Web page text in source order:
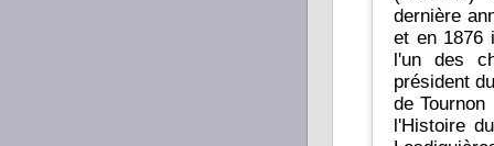
dernière
et en 1876
l'un des
président
de Tournon (Ardèche). Si le
l'Histoire